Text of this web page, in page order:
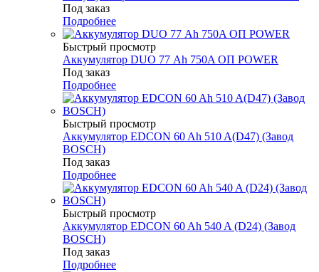
Под заказ
Подробнее
Быстрый просмотр
Аккумулятор DUO 77 Аh 750A ОП POWER
Под заказ
Подробнее
Быстрый просмотр
Аккумулятор EDCON 60 Ah 510 A(D47) (Завод
BOSCH)
Под заказ
Подробнее
Быстрый просмотр
Аккумулятор EDCON 60 Ah 540 A (D24) (Завод
BOSCH)
Под заказ
Подробнее